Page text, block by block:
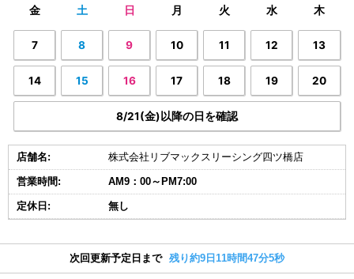
金 土 日 月 火 水 木
7 8 9 10 11 12 13
14 15 16 17 18 19 20
8/21(金)以降の日を確認
店舗名: 株式会社リブマックスリーシング四ツ橋店
営業時間: AM9：00～PM7:00
定休日: 無し
次回更新予定日まで 残り約9日11時間47分4秒